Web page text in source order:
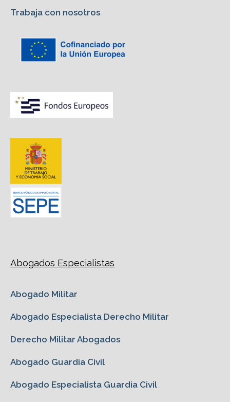
Trabaja con nosotros
Abogados Especialistas
Abogado Militar
Abogado Especialista Derecho Militar
Derecho Militar Abogados
Abogado Guardia Civil
Abogado Especialista Guardia Civil